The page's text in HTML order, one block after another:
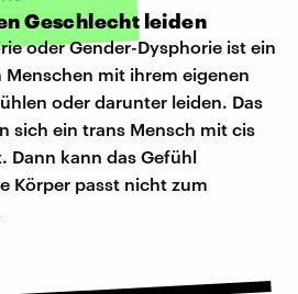
Geschlecht leiden
oder Gender-Dysphorie ist ein
mit ihrem eigenen
oder darunter leiden. Das
sich ein trans Mensch mit cis
Dann kann das Gefühl
Körper passt nicht zum